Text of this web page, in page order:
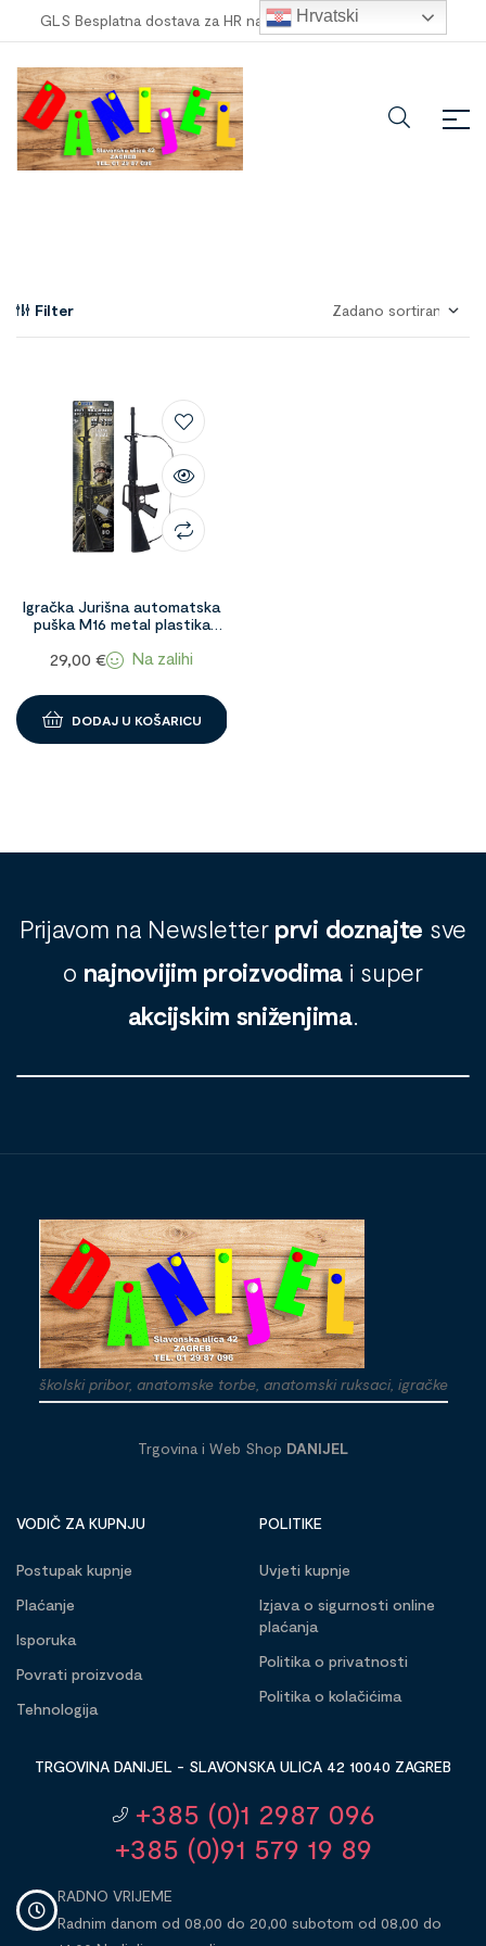
GLS Besplatna dostava za HR narudžbe veće od 100,00 €
Filter
Igračka Jurišna automatska
puška M16 metal plastika
29,00 € Na zalihi
DODAJ U KOŠARICU
Prijavom na Newsletter prvi doznajte sve
o najnovijim proizvodima i super
akcijskim sniženjima.
školski pribor, anatomske torbe, anatomski ruksaci, igračke
Trgovina i Web Shop DANIJEL
VODIČ ZA KUPNJU
Postupak kupnje
Plaćanje
Isporuka
Povrati proizvoda
Tehnologija
POLITIKE
Uvjeti kupnje
Izjava o sigurnosti online
plaćanja
Politika o privatnosti
Politika o kolačićima
TRGOVINA DANIJEL - SLAVONSKA ULICA 42 10040 ZAGREB
+385 (0)1 2987 096
+385 (0)91 579 19 89
RADNO VRIJEME
Radnim danom od 08,00 do 20,00 subotom od 08,00 do
Hrvatski